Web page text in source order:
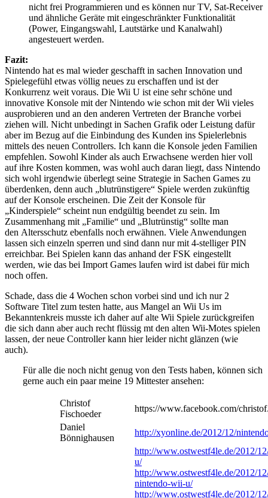
nicht frei Programmieren und es können nur TV, Sat-Receiver
und ähnliche Geräte mit eingeschränkter Funktionalität
(Power, Eingangswahl, Lautstärke und Kanalwahl)
angesteuert werden.
Fazit:
Nintendo hat es mal wieder geschafft in sachen Innovation und
Spielegefühl etwas völlig neues zu erschaffen und ist der
Konkurrenz weit voraus. Die Wii U ist eine sehr schöne und
innovative Konsole mit der Nintendo wie schon mit der Wii vieles
ausprobieren und an den anderen Vertreten der Branche vorbei
ziehen will. Nicht unbedingt in Sachen Grafik oder Leistung dafür
aber im Bezug auf die Einbindung des Kunden ins Spielerlebnis
mittels des neuen Controllers. Ich kann die Konsole jeden Familien
empfehlen. Sowohl Kinder als auch Erwachsene werden hier voll
auf ihre Kosten kommen, was wohl auch daran liegt, dass Nintendo
sich wohl irgendwie überlegt seine Strategie in Sachen Games zu
überdenken, denn auch „blutrünstigere“ Spiele werden zukünftig
auf der Konsole erscheinen. Die Zeit der Konsole für
„Kinderspiele“ scheint nun endgültig beendet zu sein. Im
Zusammenhang mit „Familie“ und „Blutrünstig“ sollte man
den Altersschutz ebenfalls noch erwähnen. Viele Anwendungen
lassen sich einzeln sperren und sind dann nur mit 4-stelliger PIN
erreichbar. Bei Spielen kann das anhand der FSK eingestellt
werden, wie das bei Import Games laufen wird ist dabei für mich
noch offen.
Schade, dass die 4 Wochen schon vorbei sind und ich nur 2
Software Titel zum testen hatte, aus Mangel an Wii Us im
Bekanntenkreis musste ich daher auf alte Wii Spiele zurückgreifen
die sich dann aber auch recht flüssig mt den alten Wii-Motes spielen
lassen, der neue Controller kann hier leider nicht glänzen (wie
auch).
Für alle die noch nicht genug von den Tests haben, können sich
gerne auch ein paar meine 19 Mittester ansehen:
Christof
Fischoeder
https://www.facebook.com/
Daniel
Bönnighausen
http://xyonline.de/2012/12/
http://www.ostwestf4le.de/2012/
u/
http://www.ostwestf4le.de/2012/
nintendo-wii-u/
http://www.ostwestf4le.de/2012/